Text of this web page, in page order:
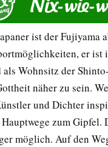
ist der Fujiyama
er ist
Wohnsitz der
näher zu sein.
und Dichter
zum
möglich. Auf den